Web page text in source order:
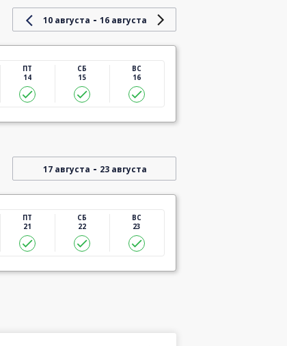
10 августа - 16 августа
ПТ
14
СБ
15
ВС
16
17 августа - 23 августа
ПТ
21
СБ
22
ВС
23